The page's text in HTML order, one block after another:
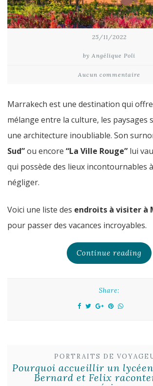
25/11/2022
by Angélique Poli
Aucun commentaire
Marrakech est une destination qui
mélange entre la culture, les paysages
une architecture inoubliable. Son
Sud”ou encore “La Ville Rouge” lui
qui possède des lieux incontournables
négliger.
Voici une liste des endroits à visiter à
pour passer des vacances incroyables.
Continue reading
Share:
PORTRAITS DE
Pourquoi accueillir un
Bernard et Felix